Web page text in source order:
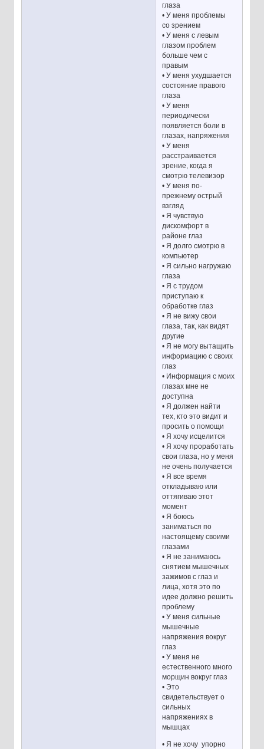
глаза
• У меня проблемы
со зрением
• У меня с левым
глазом проблем
больше чем с
правым
• У меня ухудшается
состояние правого
глаза
• У меня
периодически
появляется боли в
глазах, напряжения
• У меня
расстраивается
зрение, когда я
смотрю телевизор
• У меня по-
прежнему острый
взгляд
• Я чувствую
дискомфорт в
районе глаз
• Я долго смотрю в
компьютер
• Я сильно нагружаю
глаза
• Я с трудом
приступаю к
обработке глаз
• Я не вижу свои
глаза, так, как видят
другие
• Я не могу вытащить
информацию с своих
глаз
• Информация с моих
глазах мне не
доступна
• Я должен найти
тех, кто это видит и
просить о помощи
• Я хочу исцелится
• Я хочу проработать
свои глаза, но у меня
не очень получается
• Я все время
откладываю или
оттягиваю этот
момент
• Я боюсь
заниматься по
настоящему своими
глазами
• Я не занимаюсь
снятием мышечных
зажимов с глаз и
лица, хотя это по
идее должно решить
проблему
• У меня сильные
мышечные
напряжения вокруг
глаз
• У меня не
естественного много
морщин вокруг глаз
• Это
свидетельствует о
сильных
напряжениях в
мышцах
• Я не хочу упорно